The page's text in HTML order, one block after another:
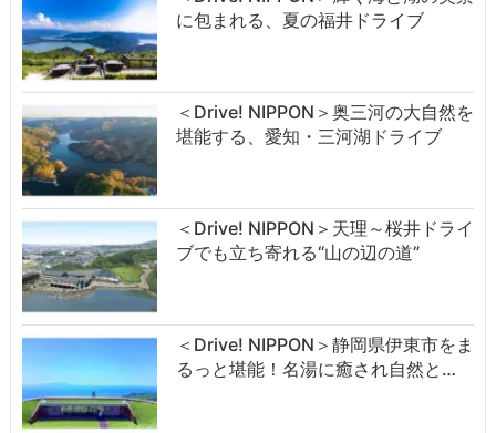
に包まれる、夏の福井ドライブ
＜Drive! NIPPON＞奥三河の大自然を
堪能する、愛知・三河湖ドライブ
＜Drive! NIPPON＞天理～桜井ドライ
ブでも立ち寄れる“山の辺の道”
＜Drive! NIPPON＞静岡県伊東市をま
るっと堪能！名湯に癒され自然と…